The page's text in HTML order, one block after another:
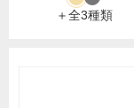
＋全3種類